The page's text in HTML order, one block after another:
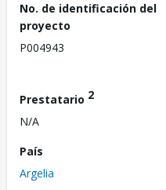
No. de identificación del
proyecto
P004943
Prestatario 2
N/A
País
Argelia